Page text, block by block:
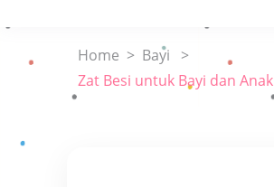
Home > Bayi
>
Zat Besi untuk Bayi dan Anak